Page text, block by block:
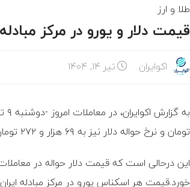
طلا و ارز
قیمت دلار و یورو در مرکز
اکوایران تیر ۱۴, ۱۴۰۴
تومان و نرخ حواله دلار نیز به ۶۹ هزار و ۲۷۲ تومان رسیده است.